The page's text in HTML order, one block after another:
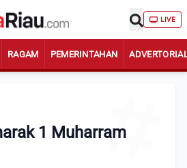
LIVE
RAGAM PEMERINTAHAN
1 Muharram